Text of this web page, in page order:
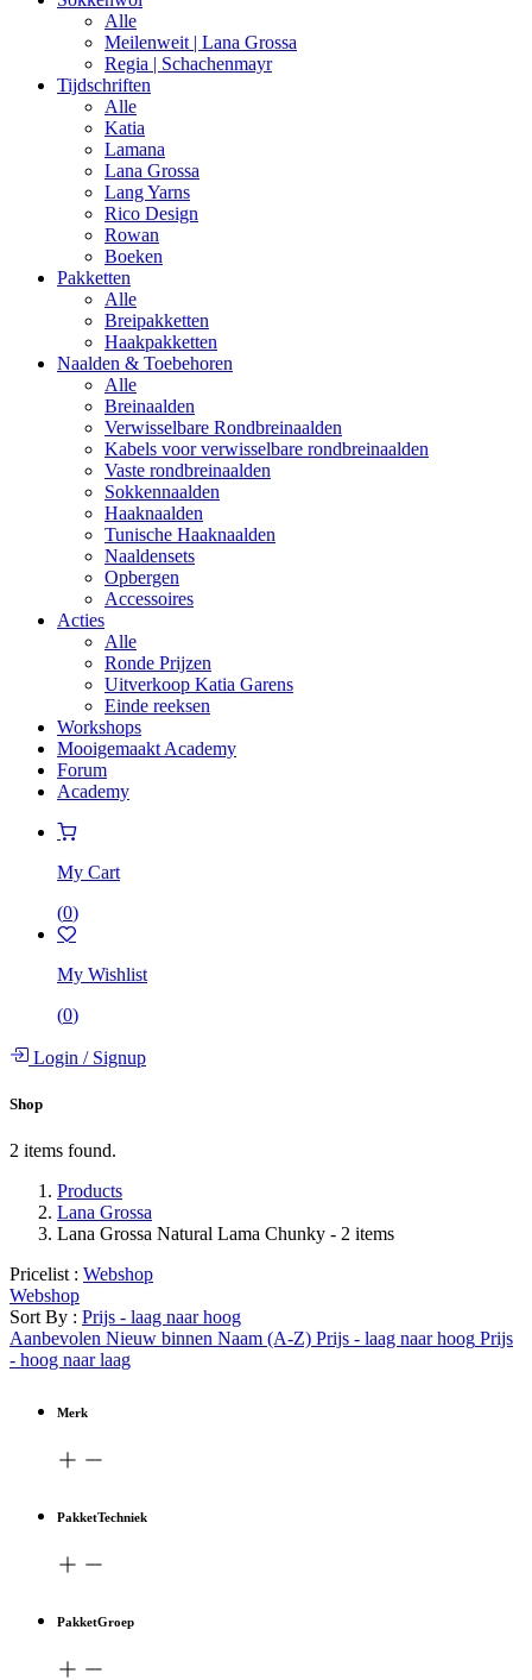
Alle
Meilenweit | Lana Grossa
Regia | Schachenmayr
Tijdschriften
Alle
Katia
Lamana
Lana Grossa
Lang Yarns
Rico Design
Rowan
Boeken
Pakketten
Alle
Breipakketten
Haakpakketten
Naalden & Toebehoren
Alle
Breinaalden
Verwisselbare Rondbreinaalden
Kabels voor verwisselbare rondbreinaalden
Vaste rondbreinaalden
Sokkennaalden
Haaknaalden
Tunische Haaknaalden
Naaldensets
Opbergen
Accessoires
Acties
Alle
Ronde Prijzen
Uitverkoop Katia Garens
Einde reeksen
Workshops
Mooigemaakt Academy
Forum
Academy
My Cart
(0)
My Wishlist
(0)
Login /Signup
Shop
2 items found.
Products
Lana Grossa
Lana Grossa Natural Lama Chunky - 2 items
Pricelist : Webshop
Webshop
Sort By : Prijs - laag naar hoog
Aanbevolen Nieuw binnen Naam (A-Z) Prijs - laag naar hoog Prijs
- hoog naar laag
Merk
PakketTechniek
PakketGroep